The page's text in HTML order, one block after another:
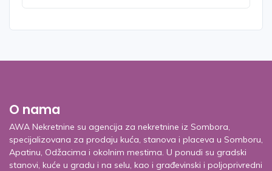
O nama
AWA Nekretnine su agencija za nekretnine iz Sombora,
specijalizovana za prodaju kuća, stanova i placeva u Somboru,
Apatinu, Odžacima i okolnim mestima. U ponudi su gradski
stanovi, kuće u gradu i na selu, kao i građevinski i poljoprivredni